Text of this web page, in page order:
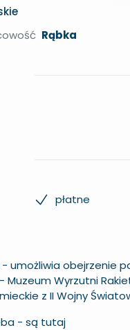
Rąbka
płatne
- umożliwia obejrzenie
Muzeum Wyrzutni
z II Wojny
- są tutaj